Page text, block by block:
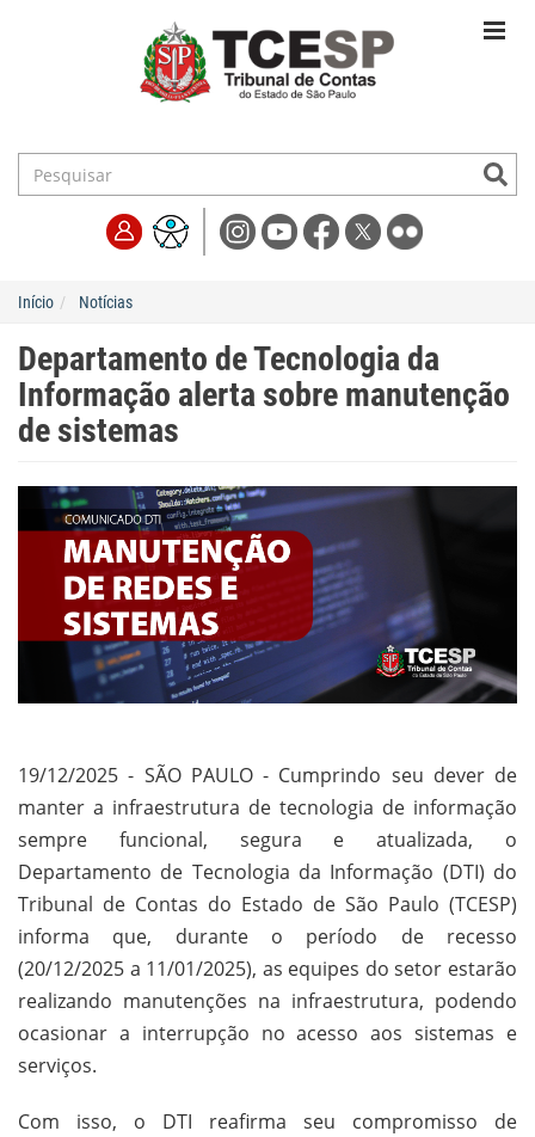
Início Notícias
Departamento de Tecnologia da
Informação alerta sobre manutenção
de sistemas
19/12/2025 - SÃO PAULO - Cumprindo seu dever de
manter a infraestrutura de tecnologia de informação
sempre funcional, segura e atualizada, o
Departamento de Tecnologia da Informação (DTI) do
Tribunal de Contas do Estado de São Paulo (TCESP)
informa que, durante o período de recesso
(20/12/2025 a 11/01/2025), as equipes do setor estarão
realizando manutenções na infraestrutura, podendo
ocasionar a interrupção no acesso aos sistemas e
serviços.
Com isso, o DTI reafirma seu compromisso de